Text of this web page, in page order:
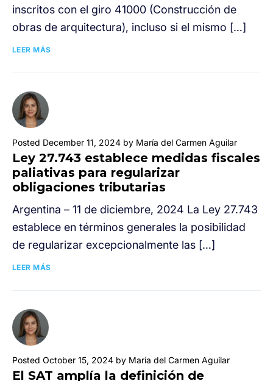
inscritos con el giro 41000 (Construcción de
obras de arquitectura), incluso si el mismo […]
LEER MÁS
Posted December 11, 2024 by María del Carmen Aguilar
Ley 27.743 establece medidas fiscales
paliativas para regularizar
obligaciones tributarias
Argentina – 11 de diciembre, 2024 La Ley 27.743
establece en términos generales la posibilidad
de regularizar excepcionalmente las […]
LEER MÁS
Posted October 15, 2024 by María del Carmen Aguilar
El SAT amplía la definición de